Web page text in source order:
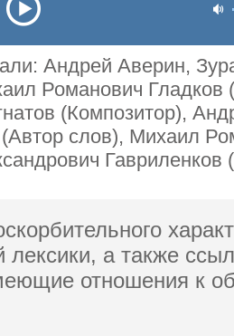
Андрей Аверин,
Романович
(Композитор),
слов), Михаил
Гавриленков
лексики, а также
отношения к